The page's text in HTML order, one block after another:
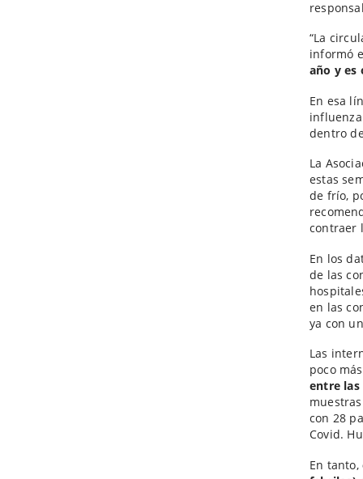
“La
informó
año y es
En esa
dentro
La
estas
de frío,
contraer
En los
de las
en las
ya con
Las
poco
entre las
con 28
Covid.
En tanto,